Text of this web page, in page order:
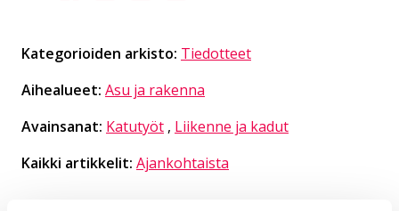
Kategorioiden arkisto: Tiedotteet
Aihealueet: Asu ja rakenna
Avainsanat: Katutyöt , Liikenne ja kadut
Kaikki artikkelit: Ajankohtaista